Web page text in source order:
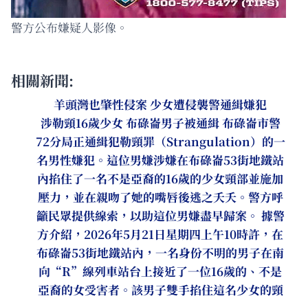
警方公布嫌疑人影像。
相關新聞:
羊頭灣也肇性侵案 少女遭侵襲警通緝嫌犯
涉勒頸16歲少女 布碌崙男子被通緝 布碌崙市警
72分局正通緝犯勒頸罪（Strangulation）的一
名男性嫌犯。這位男嫌涉嫌在布碌崙53街地鐵站
內掐住了一名不是亞裔的16歲的少女頸部並施加
壓力，並在親吻了她的嘴唇後逃之夭夭。警方呼
籲民眾提供線索，以助這位男嫌盡早歸案。 據警
方介紹，2026年5月21日星期四上午10時許，在
布碌崙53街地鐵站內，一名身份不明的男子在南
向“R”線列車站台上接近了一位16歲的、不是
亞裔的女受害者。該男子雙手掐住這名少女的頸